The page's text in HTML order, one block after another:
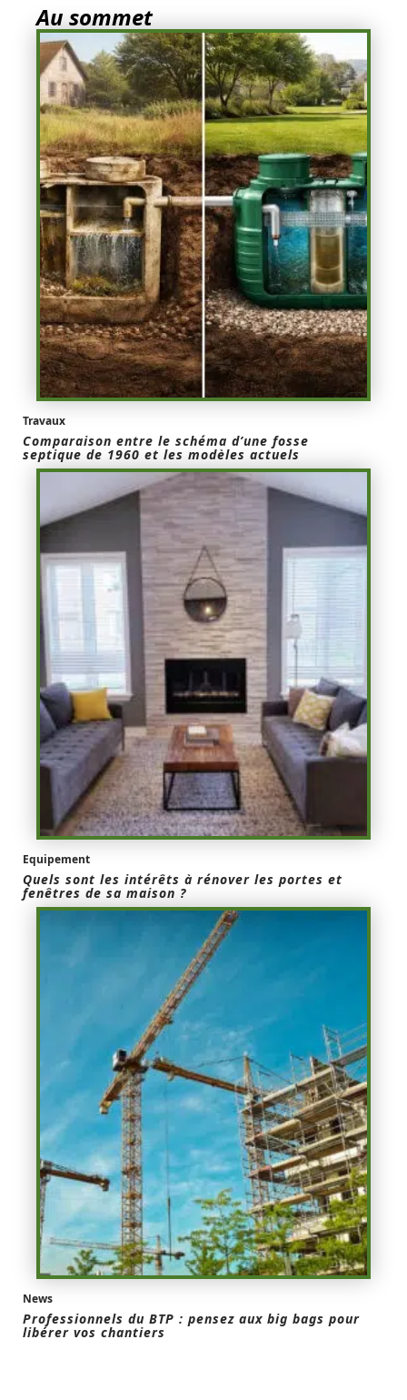
Au sommet
Travaux
Comparaison entre le schéma d’une fosse
septique de 1960 et les modèles actuels
Equipement
Quels sont les intérêts à rénover les portes et
fenêtres de sa maison ?
News
Professionnels du BTP : pensez aux big bags pour
libérer vos chantiers